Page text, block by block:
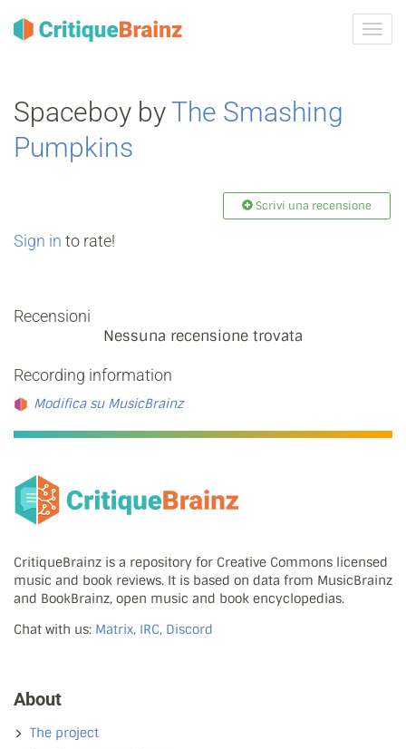
Spaceboy byThe Smashing
Pumpkins
Scrivi una recensione
Sign in to rate!
Recensioni
Nessuna recensione trovata
Recording information
Modifica su MusicBrainz
CritiqueBrainz is a repository for Creative Commons licensed
music and book reviews. It is based on data from MusicBrainz
and BookBrainz, open music and book encyclopedias.
Chat with us: Matrix, IRC, Discord
About
The project